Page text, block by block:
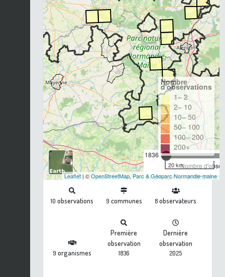
1836
Nombre
Nombre
d'observations
1– 2
2– 10
10– 50
50– 100
100– 200
200+
20 km
Leaflet| ©OpenStreetMap, Parc & Géoparc Normandie-maine
10 observations 9 communes 8observateurs
9 organismes
Première
observation
1836
Dernière
observation
2025